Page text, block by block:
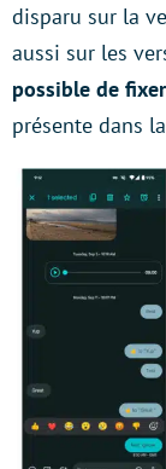
disparu sur la
aussi sur les
possible de
présente dans